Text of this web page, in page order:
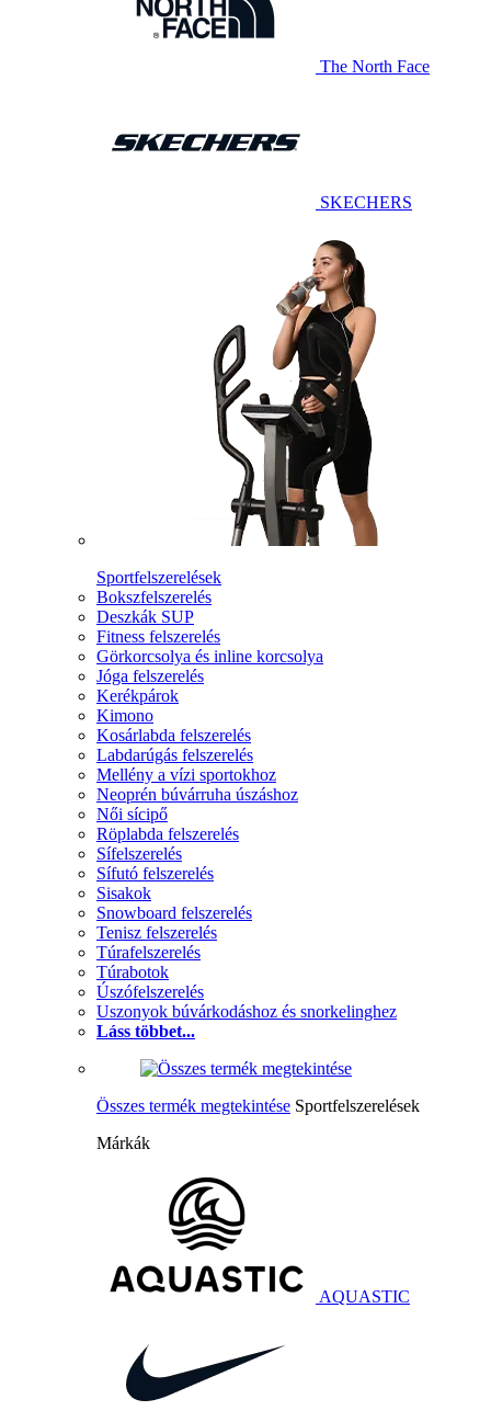
The North Face
SKECHERS
Sportfelszerelések
Bokszfelszerelés
Deszkák SUP
Fitness felszerelés
Görkorcsolya és inline korcsolya
Jóga felszerelés
Kerékpárok
Kimono
Kosárlabda felszerelés
Labdarúgás felszerelés
Mellény a vízi sportokhoz
Neoprén búvárruha úszáshoz
Női sícipő
Röplabda felszerelés
Sífelszerelés
Sífutó felszerelés
Sisakok
Snowboard felszerelés
Tenisz felszerelés
Túrafelszerelés
Túrabotok
Úszófelszerelés
Uszonyok búvárkodáshoz és snorkelinghez
Láss többet...
Összes termék megtekintése Sportfelszerelések
Márkák
AQUASTIC